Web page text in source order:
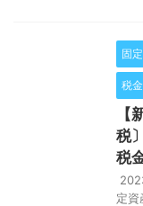
固
税
【
税
税
定資